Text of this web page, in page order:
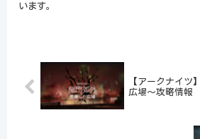
います。
【アークナイ
広場～攻略情報